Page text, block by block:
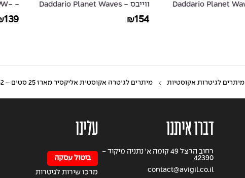
ווייבס - Daddario Planet Waves
- Daddario Planet Waves PW-
139
מיתרים לגיטרות אקוסטיות מיתרים לגיטרה אקוסטית אליקסיר מארז 25 סטים – ELIXIR 16026 Acoustic Phosphor Bronze NANOWEB® Coated 25Pack – 11-52
דברו איתנו
רחוב הרצל 49 קומה א' נתניה מיקוד -
42390
contact@avigil.co.il
עלינו
ביטול עסקה
מרכז שירות לגיטרות